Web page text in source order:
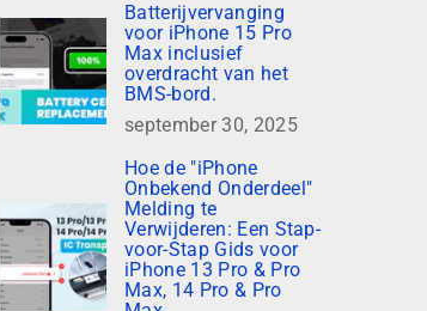
Batterijvervanging
voor iPhone 15 Pro
Max inclusief
overdracht van het
BMS-bord.
september 30, 2025
Hoe de "iPhone
Onbekend Onderdeel"
Melding te
Verwijderen: Een Stap-
voor-Stap Gids voor
iPhone 13 Pro & Pro
Max, 14 Pro & Pro